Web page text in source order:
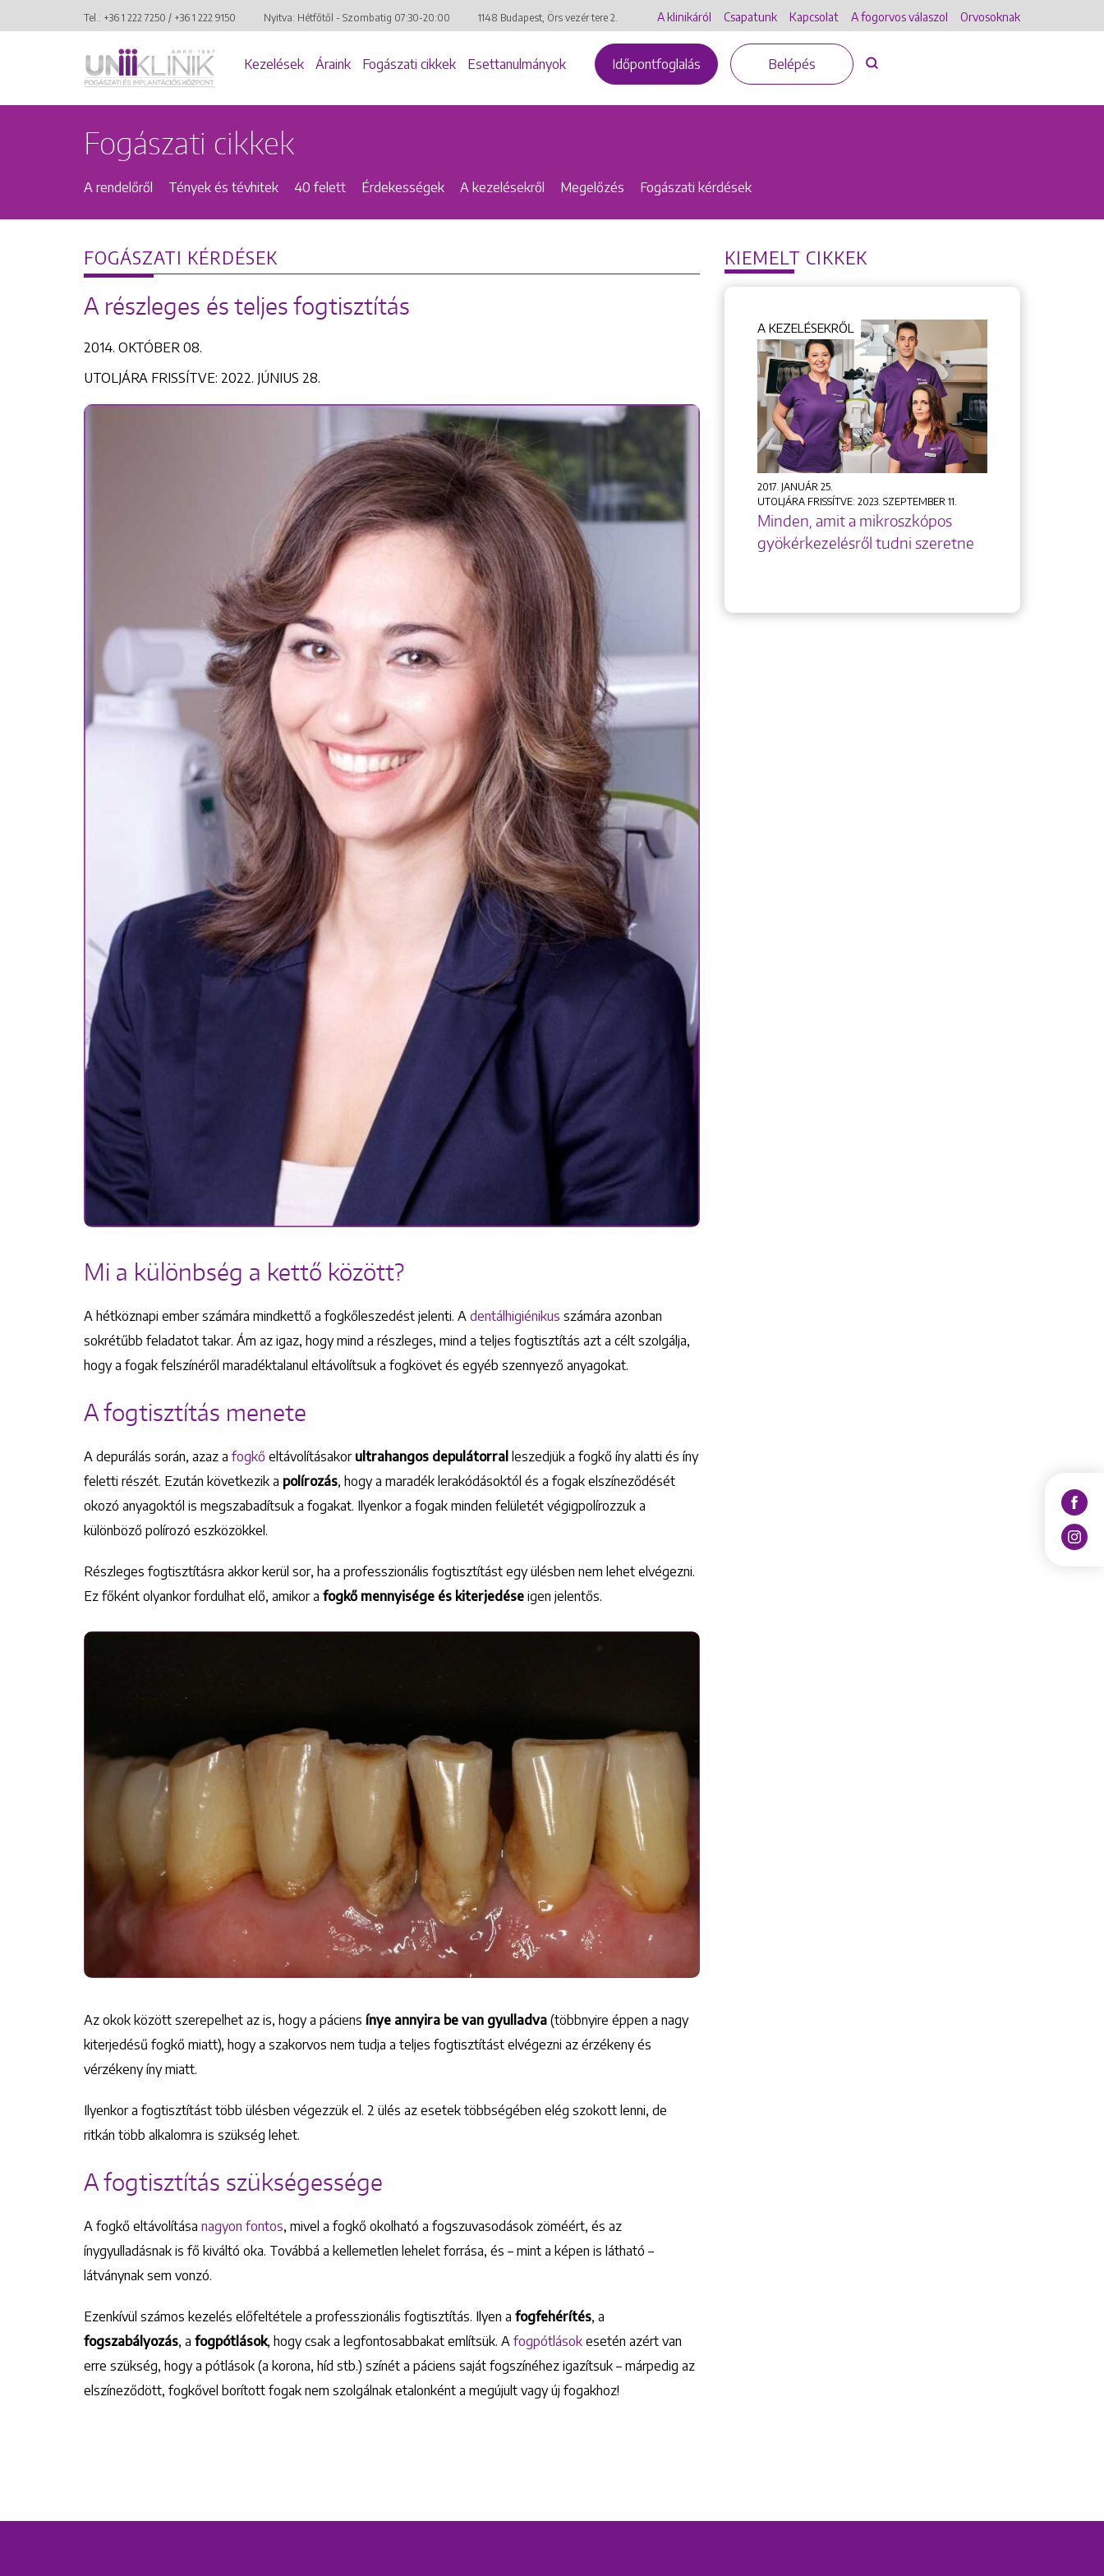
Tel.: +36 1 222 7250 / +36 1 222 9150 Nyitva: Hétfőtől - Szombatig 07:30-20:00 1148 Budapest, Örs vezér tere 2. A klinikáról Csapatunk Kapcsolat A fogorvos válaszol Orvosoknak
Kezelések Áraink Fogászati cikkek Esettanulmányok Időpontfoglalás Belépés
Keresés
Fogászati cikkek
A rendelőről Tények és tévhitek 40 felett Érdekességek A kezelésekről Megelőzés Fogászati kérdések
FOGÁSZATI KÉRDÉSEK
A részleges és teljes fogtisztítás
2014. OKTÓBER 08.
UTOLJÁRA FRISSÍTVE: 2022. JÚNIUS 28.
Mi a különbség a kettő között?
A hétköznapi ember számára mindkettő a fogkőleszedést jelenti. A dentálhigiénikus számára azonban
sokrétűbb feladatot takar. Ám az igaz, hogy mind a részleges, mind a teljes fogtisztítás azt a célt szolgálja,
hogy a fogak felszínéről maradéktalanul eltávolítsuk a fogkövet és egyéb szennyező anyagokat.
A fogtisztítás menete
A depurálás során, azaz a fogkő eltávolításakor ultrahangos depulátorral leszedjük a fogkő íny alatti és íny
feletti részét. Ezután következik a polírozás, hogy a maradék lerakódásoktól és a fogak elszíneződését
okozó anyagoktól is megszabadítsuk a fogakat. Ilyenkor a fogak minden felületét végigpolírozzuk a
különböző polírozó eszközökkel.
Részleges fogtisztításra akkor kerül sor, ha a professzionális fogtisztítást egy ülésben nem lehet elvégezni.
Ez főként olyankor fordulhat elő, amikor a fogkő mennyisége és kiterjedése igen jelentős.
Az okok között szerepelhet az is, hogy a páciens ínye annyira be van gyulladva (többnyire éppen a nagy
kiterjedésű fogkő miatt), hogy a szakorvos nem tudja a teljes fogtisztítást elvégezni az érzékeny és
vérzékeny íny miatt.
Ilyenkor a fogtisztítást több ülésben végezzük el. 2 ülés az esetek többségében elég szokott lenni, de
ritkán több alkalomra is szükség lehet.
A fogtisztítás szükségessége
A fogkő eltávolítása nagyon fontos, mivel a fogkő okolható a fogszuvasodások zöméért, és az
ínygyulladásnak is fő kiváltó oka. Továbbá a kellemetlen lehelet forrása, és – mint a képen is látható –
látványnak sem vonzó.
Ezenkívül számos kezelés előfeltétele a professzionális fogtisztítás. Ilyen a fogfehérítés, a
fogszabályozás, a fogpótlások, hogy csak a legfontosabbakat említsük. A fogpótlások esetén azért van
erre szükség, hogy a pótlások (a korona, híd stb.) színét a páciens saját fogszínéhez igazítsuk – márpedig az
elszíneződött, fogkővel borított fogak nem szolgálnak etalonként a megújult vagy új fogakhoz!
KIEMELT CIKKEK
A KEZELÉSEKRŐL
2017. JANUÁR 25.
UTOLJÁRA FRISSÍTVE: 2023. SZEPTEMBER 11.
Minden, amit a mikroszkópos
gyökérkezelésről tudni szeretne